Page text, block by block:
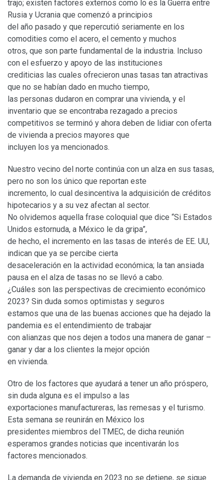
trajo; existen factores externos como lo es la Guerra entre
Rusia y Ucrania que comenzó a principios
del año pasado y que repercutió seriamente en los
comodities como el acero, el cemento y muchos
otros, que son parte fundamental de la industria. Incluso
con el esfuerzo y apoyo de las instituciones
crediticias las cuales ofrecieron unas tasas tan atractivas
que no se habían dado en mucho tiempo,
las personas dudaron en comprar una vivienda, y el
inventario que se encontraba rezagado a precios
competitivos se terminó y ahora deben de lidiar con oferta
de vivienda a precios mayores que
incluyen los ya mencionados.
Nuestro vecino del norte continúa con un alza en sus tasas,
pero no son los único que reportan este
incremento, lo cual desincentiva la adquisición de créditos
hipotecarios y a su vez afectan al sector.
No olvidemos aquella frase coloquial que dice “Si Estados
Unidos estornuda, a México le da gripa”,
de hecho, el incremento en las tasas de interés de EE. UU,
indican que ya se percibe cierta
desaceleración en la actividad económica; la tan ansiada
pausa en el alza de tasas no se llevó a cabo.
¿Cuáles son las perspectivas de crecimiento económico
2023? Sin duda somos optimistas y seguros
estamos que una de las buenas acciones que ha dejado la
pandemia es el entendimiento de trabajar
con alianzas que nos dejen a todos una manera de ganar –
ganar y dar a los clientes la mejor opción
en vivienda.
Otro de los factores que ayudará a tener un año próspero,
sin duda alguna es el impulso a las
exportaciones manufactureras, las remesas y el turismo.
Esta semana se reunirán en México los
presidentes miembros del TMEC, de dicha reunión
esperamos grandes noticias que incentivarán los
factores mencionados.
La demanda de vivienda en 2023 no se detiene, se sigue